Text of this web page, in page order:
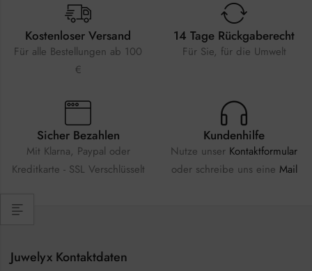
Kostenloser Versand
Für alle Bestellungen ab 100
€
14 Tage Rückgaberecht
Für Sie, für die Umwelt
Sicher Bezahlen
Mit Klarna, Paypal oder
Kreditkarte - SSL Verschlüsselt
Kundenhilfe
Nutze unser Kontaktformular
oder schreibe uns eine Mail
Juwelyx Kontaktdaten